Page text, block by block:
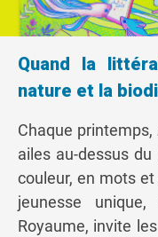
Quand la
nature et la
Chaque printemps,
ailes au-dessus
couleur, en mots
jeunesse
Royaume, invite